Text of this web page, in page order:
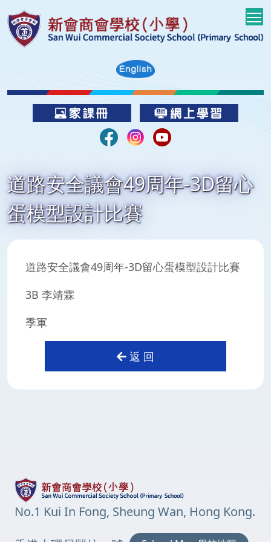
道路安全議會49周年-3D留心
蛋模型設計比賽
道路安全議會49周年-3D留心蛋模型設計比賽
3B 李靖霖
季軍
返 回
No.1 Kui In Fong, Sheung Wan, Hong Kong.